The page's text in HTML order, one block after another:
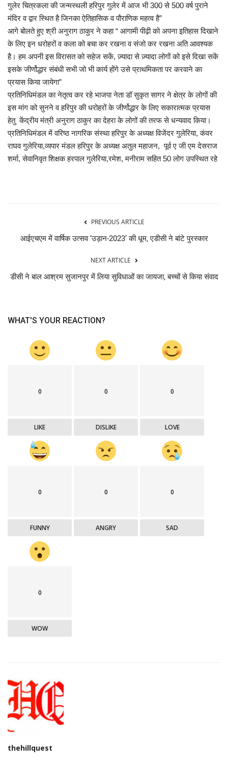
गुलेर चित्रकला की जन्मस्थली हरिपुर गुलेर में आज भी 300 से 500 वर्ष पुराने
मंदिर व द्वार स्थित है जिनका ऐतिहासिक व पौराणिक महत्व है”
आगे बोलते हुए श्री अनुराग ठाकुर ने कहा “ आगामी पीढ़ी को अपना इतिहास दिखाने
के लिए इन धरोहरों व कला को बचा कर रखना व संजो कर रखना अति आवश्यक
है। हम अपनी इस विरासत को सहेज सकें, ज़्यादा से ज़्यादा लोगों को इसे दिखा सकें
इसके जीर्णोद्धार संबंधी सभी जो भी कार्य होंगे उसे प्राथमिकता पर करवाने का
प्रयास किया जायेगा”
प्रतिनिधिमंडल का नेतृत्व कर रहे भाजपा नेता डॉ सुकृत सागर ने क्षेत्र के लोगों की
इस मांग को सुनने व हरिपुर की धरोहरों के जीर्णोद्धार के लिए सकारात्मक प्रयास
हेतु केंद्रीय मंत्री अनुराग ठाकुर का देहरा के लोगों की तरफ से धन्यवाद किया।
प्रतिनिधिमंडल में वरिष्ठ नागरिक संस्था हरिपुर के अध्यक्ष विजेंदर गुलेरिया, कंवर
राघव गुलेरिया,व्यपार मंडल हरिपुर के अध्यक्ष अतुल महाजन, पूर्व ए जी एम देसराज
शर्मा, सेवानिवृत शिक्षक हरपाल गुलेरिया,रमेश, मनीराम सहित 50 लोग उपस्थित रहे
PREVIOUS ARTICLE
आईएचएम में वार्षिक उत्सव ‘उड़ान-2023’ की धूम, एडीसी ने बांटे पुरस्कार
NEXT ARTICLE
डीसी ने बाल आश्रम सुजानपुर में लिया सुविधाओं का जायजा, बच्चों से किया संवाद
WHAT'S YOUR REACTION?
0
LIKE
0
DISLIKE
0
LOVE
0
FUNNY
0
ANGRY
0
SAD
0
WOW
thehillquest